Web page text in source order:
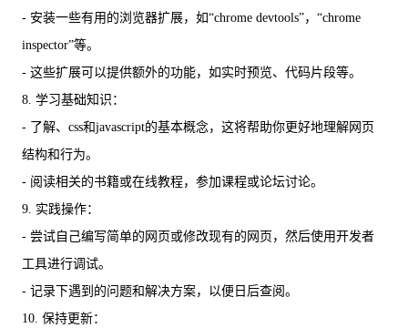
- 安装一些有用的浏览器扩展，如“chrome devtools”，“chrome
inspector”等。
- 这些扩展可以提供额外的功能，如实时预览、代码片段等。
8. 学习基础知识：
- 了解、css和javascript的基本概念，这将帮助你更好地理解网页
结构和行为。
- 阅读相关的书籍或在线教程，参加课程或论坛讨论。
9. 实践操作：
- 尝试自己编写简单的网页或修改现有的网页，然后使用开发者
工具进行调试。
- 记录下遇到的问题和解决方案，以便日后查阅。
10. 保持更新：